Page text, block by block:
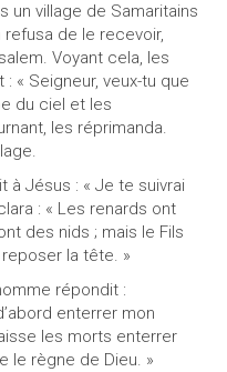
un village de Samaritains
de le recevoir,
Voyant cela, les
« Seigneur, veux-tu que
du ciel et les
les réprimanda.
à Jésus : « Je te suivrai
: « Les renards ont
des nids ; mais le Fils
reposer la tête. »
répondit :
enterrer mon
les morts enterrer
le règne de Dieu. »